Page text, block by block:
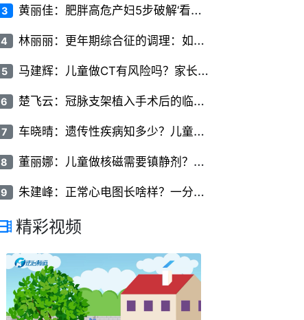
3 黄
丽佳：肥胖高危产妇5步破解‘看不见的椎间隙’
4 林
丽丽：更年期综合征的调理：如何平稳度过更年期
5 马
建辉：儿童做CT有风险吗？家长必知的儿科CT检查常识
6 楚
飞云：冠脉支架植入手术后的临床护理要点有哪些
7 车
晓晴：遗传性疾病知多少？儿童常见遗传病的类型与症状
8 董
丽娜：儿童做核磁需要镇静剂？家长关心的问题全解答
9 朱
建峰：正常心电图长啥样？一分钟看懂P波、QRS波和T波
精彩视频